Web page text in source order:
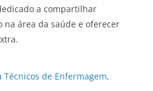
a compartilhar
área da saúde e oferecer
Técnicos de Enfermagem,